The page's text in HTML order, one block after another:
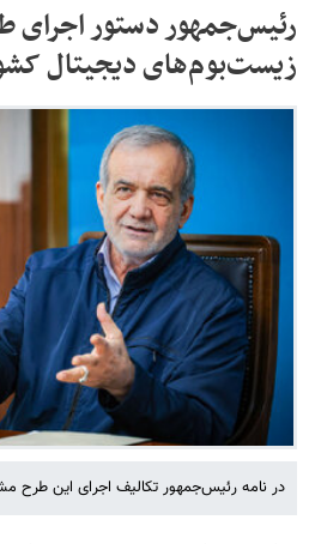
رئیس‌جمهور دستور اجرای
زیست‌بوم‌های دیجیتال
در نامه رئیس‌جمهور تکالیف اجرای این